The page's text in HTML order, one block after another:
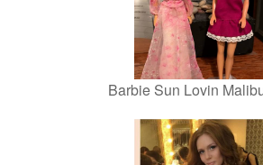
Barbie Sun Lovin